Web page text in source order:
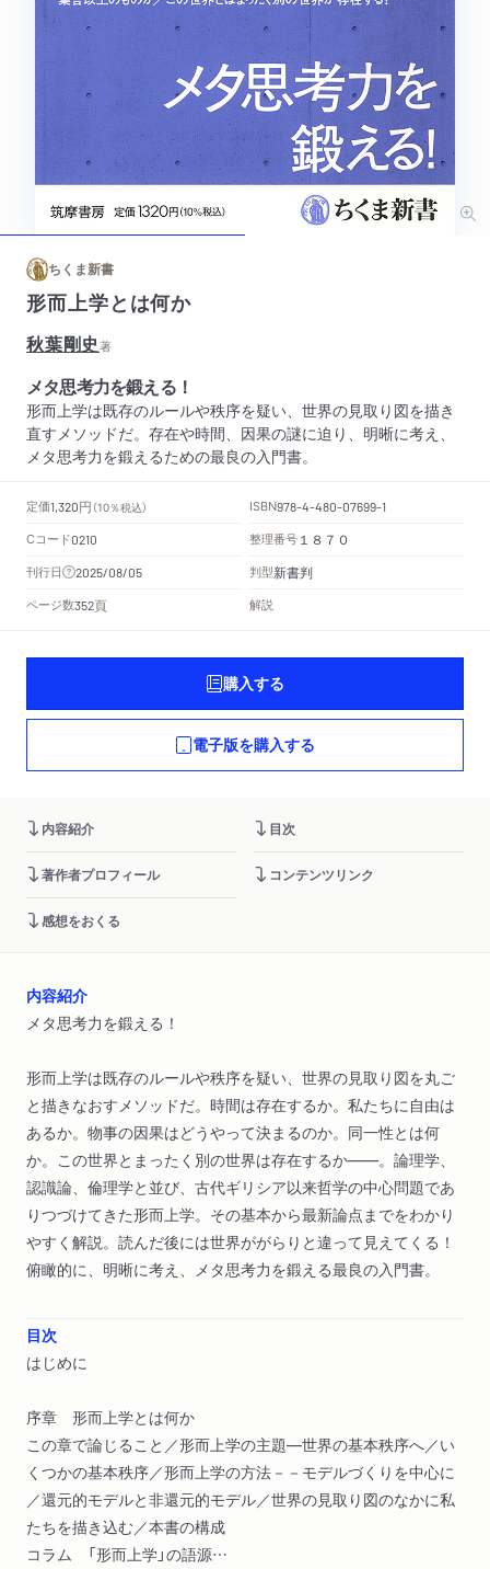
ちくま新書
形而上学とは何か
秋葉剛史著
メタ思考力を鍛える！
形而上学は既存のルールや秩序を疑い、世界の見取り図を描き
直すメソッドだ。存在や時間、因果の謎に迫り、明晰に考え、
メタ思考力を鍛えるための最良の入門書。
定価1,320円 （10％税込） ISBN978-4-480-07699-1
Cコード0210 整理番号 １８７０
刊行日 2025/08/05 判型新書判
ページ数352頁 解説
購入する
電子版を購入する
内容紹介 目次
著作者プロフィール コンテンツリンク
感想をおくる
内容紹介
メタ思考力を鍛える！
形而上学は既存のルールや秩序を疑い、世界の見取り図を丸ご
と描きなおすメソッドだ。時間は存在するか。私たちに自由は
あるか。物事の因果はどうやって決まるのか。同一性とは何
か。この世界とまったく別の世界は存在するか――。論理学、
認識論、倫理学と並び、古代ギリシア以来哲学の中心問題であ
りつづけてきた形而上学。その基本から最新論点までをわかり
やすく解説。読んだ後には世界ががらりと違って見えてくる！
俯瞰的に、明晰に考え、メタ思考力を鍛える最良の入門書。
目次
はじめに
序章 形而上学とは何か
この章で論じること／形而上学の主題―世界の基本秩序へ／い
くつかの基本秩序／形而上学の方法－－モデルづくりを中心に
／還元的モデルと非還元的モデル／世界の見取り図のなかに私
たちを描き込む／本書の構成
コラム 「形而上学」の語源